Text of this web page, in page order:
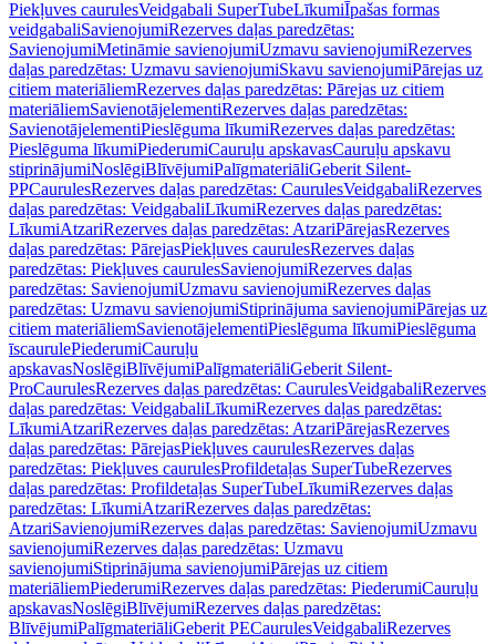
Piekļuves caurulesVeidgabali SuperTubeLīkumiĪpašas formas
veidgabaliSavienojumiRezerves daļas paredzētas:
SavienojumiMetināmie savienojumiUzmavu savienojumiRezerves
daļas paredzētas: Uzmavu savienojumiSkavu savienojumiPārejas uz
citiem materiāliemRezerves daļas paredzētas: Pārejas uz citiem
materiāliemSavienotājelementiRezerves daļas paredzētas:
SavienotājelementiPieslēguma līkumiRezerves daļas paredzētas:
Pieslēguma līkumiPiederumiCauruļu apskavasCauruļu apskavu
stiprinājumiNoslēgiBlīvējumiPalīgmateriāliGeberit Silent-
PPCaurulesRezerves daļas paredzētas: CaurulesVeidgabaliRezerves
daļas paredzētas: VeidgabaliLīkumiRezerves daļas paredzētas:
LīkumiAtzariRezerves daļas paredzētas: AtzariPārejasRezerves
daļas paredzētas: PārejasPiekļuves caurulesRezerves daļas
paredzētas: Piekļuves caurulesSavienojumiRezerves daļas
paredzētas: SavienojumiUzmavu savienojumiRezerves daļas
paredzētas: Uzmavu savienojumiStiprinājuma savienojumiPārejas uz
citiem materiāliemSavienotājelementiPieslēguma līkumiPieslēguma
īscaurulePiederumiCauruļu
apskavasNoslēgiBlīvējumiPalīgmateriāliGeberit Silent-
ProCaurulesRezerves daļas paredzētas: CaurulesVeidgabaliRezerves
daļas paredzētas: VeidgabaliLīkumiRezerves daļas paredzētas:
LīkumiAtzariRezerves daļas paredzētas: AtzariPārejasRezerves
daļas paredzētas: PārejasPiekļuves caurulesRezerves daļas
paredzētas: Piekļuves caurulesProfildetaļas SuperTubeRezerves
daļas paredzētas: Profildetaļas SuperTubeLīkumiRezerves daļas
paredzētas: LīkumiAtzariRezerves daļas paredzētas:
AtzariSavienojumiRezerves daļas paredzētas: SavienojumiUzmavu
savienojumiRezerves daļas paredzētas: Uzmavu
savienojumiStiprinājuma savienojumiPārejas uz citiem
materiāliemPiederumiRezerves daļas paredzētas: PiederumiCauruļu
apskavasNoslēgiBlīvējumiRezerves daļas paredzētas:
BlīvējumiPalīgmateriāliGeberit PECaurulesVeidgabaliRezerves